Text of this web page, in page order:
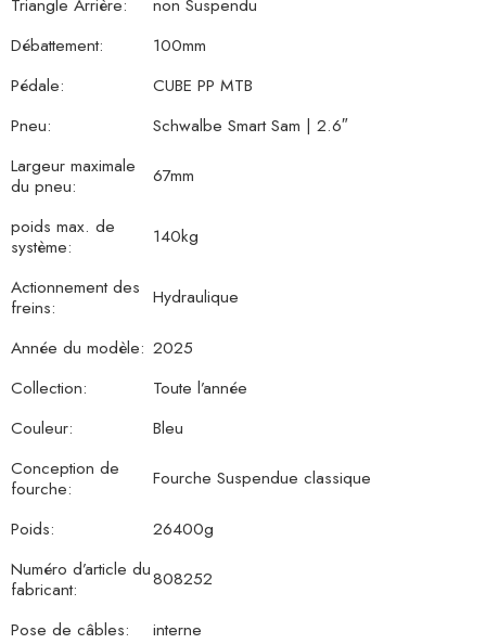
Débattement:
100mm
Pédale:
CUBE PP MTB
Pneu:
Schwalbe Smart Sam | 2.6″
Largeur maximale
du pneu:
67mm
poids max. de
système:
140kg
Actionnement des
freins:
Hydraulique
Année du modèle: 2025
Collection:
Toute l’année
Couleur:
Bleu
Conception de
fourche:
Fourche Suspendue classique
Poids:
26400g
Numéro d’article du
fabricant:
808252
Pose de câbles:
interne